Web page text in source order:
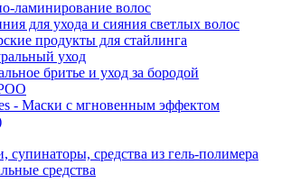
ламинирование волос
для ухода и сияния светлых волос
продукты для стайлинга
уход
бритье и уход за бородой
- Маски с мгновенным эффектом
супинаторы, средства из гель-полимера
средства